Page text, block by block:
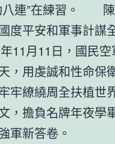
八連”在練習。
度平安和軍事計謀
11月11日，國民
，用虔誠和性命保
牢繚繞周全扶植世
，擔負名牌年夜學
軍新答卷。